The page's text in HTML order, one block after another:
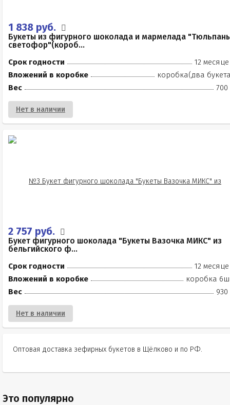
1 838 руб.
Букеты из фигурного шоколада и мармелада
светофор"(короб...
Срок годности
12
Вложений в коробке
коробка(два
Вес
700
Нет в наличии
2 757 руб.
Букет фигурного шоколада "Букеты Вазочка МИКС" из
бельгийского ф...
Срок годности
12
Вложений в коробке
коробка
Вес
930
Нет в наличии
Оптовая доставка зефирных букетов в Щёлково и по РФ.
Это популярно